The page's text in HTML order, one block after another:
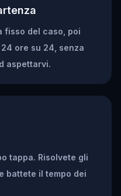
fisso del caso, poi
ore su 24, senza
aspettarvi.
tappa. Risolvete gli
battete il tempo dei